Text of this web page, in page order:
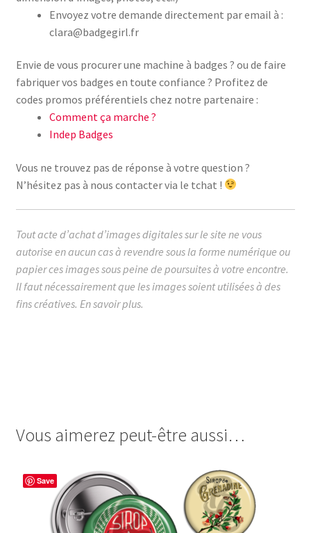
Envoyez votre demande directement par email à :
clara@badgegirl.fr
Envie de vous procurer une machine à badges ? ou de faire
fabriquer vos badges en toute confiance ? Profitez de
codes promos préférentiels chez notre partenaire :
Comment ça marche ?
Indep Badges
Vous ne trouvez pas de réponse à votre question ?
N’hésitez pas à nous contacter via le tchat !
Tout acte d’achat d’images digitales sur le site ne vous
autorise en aucun cas à revendre sous la forme numérique ou
papier ces images sous peine de poursuites à votre encontre.
Il faut nécessairement que les images soient utilisées à des
fins créatives. En savoir plus.
Vous aimerez peut-être aussi…
Save